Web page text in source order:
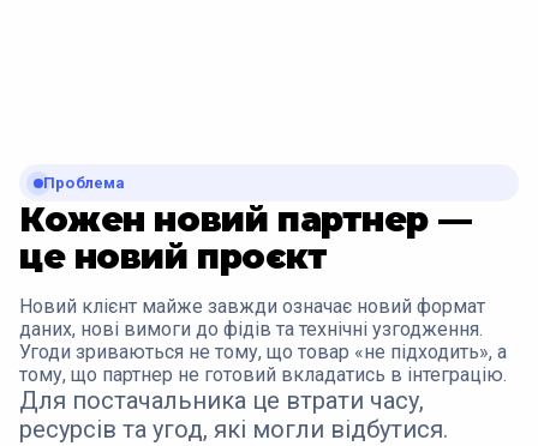
Проблема
Кожен новий партнер —
це новий проєкт
Новий клієнт майже завжди означає новий формат
даних, нові вимоги до фідів та технічні узгодження.
Угоди зриваються не тому, що товар «не підходить», а
тому, що партнер не готовий вкладатись в інтеграцію.
Для постачальника це втрати часу,
ресурсів та угод, які могли відбутися.